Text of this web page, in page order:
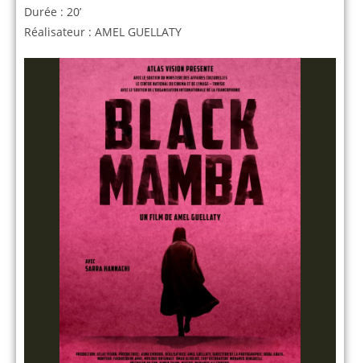
Durée : 20’
Réalisateur : AMEL GUELLATY